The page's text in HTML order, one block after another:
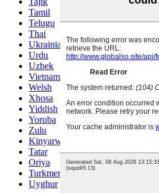
Tamil
Telugu
Thai
Ukrainian
Urdu
Uzbek
Vietnamese
Welsh
Xhosa
Yiddish
Yoruba
Zulu
Kinyarwanda
Tatar
Oriya
Turkmen
Uyghur